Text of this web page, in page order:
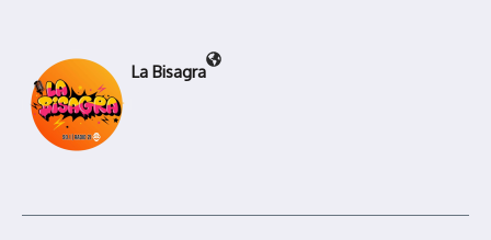
La Bisagra